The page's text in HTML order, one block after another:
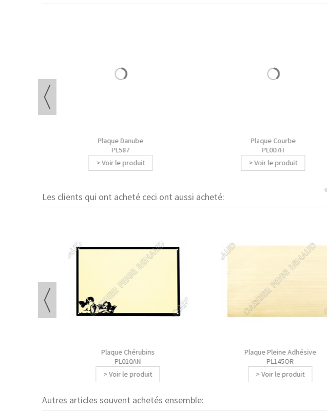
Plaque Danube
PL587
> Voir le produit
Plaque Courbe
PL007H
> Voir le produit
Les clients qui ont acheté ceci ont aussi acheté:
Plaque Chérubins
PL010AN
> Voir le produit
Plaque Pleine Adhésive
PL145OR
> Voir le produit
Autres articles souvent achetés ensemble: